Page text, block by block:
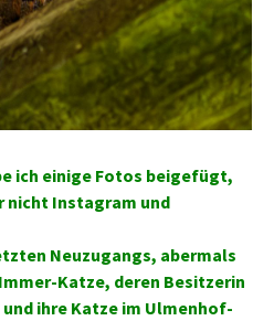
ich einige Fotos beigefügt,
nicht Instagram und
Neuzugangs, abermals
Katze, deren Besitzerin
ihre Katze im Ulmenhof-